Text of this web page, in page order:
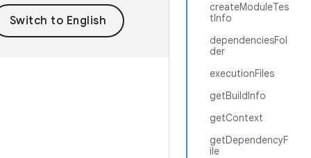
createModuleTes
tInfo
dependenciesFol
der
executionFiles
getBuildInfo
getContext
getDependencyF
ile